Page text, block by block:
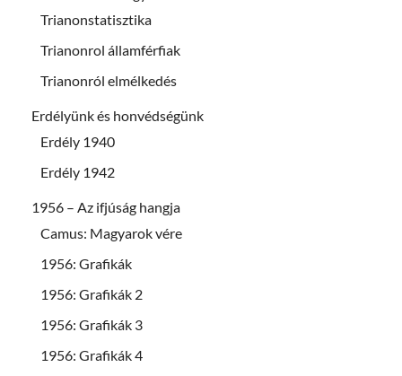
Trianonstatisztika
Trianonrol államférfiak
Trianonról elmélkedés
Erdélyünk és honvédségünk
Erdély 1940
Erdély 1942
1956 – Az ifjúság hangja
Camus: Magyarok vére
1956: Grafikák
1956: Grafikák 2
1956: Grafikák 3
1956: Grafikák 4